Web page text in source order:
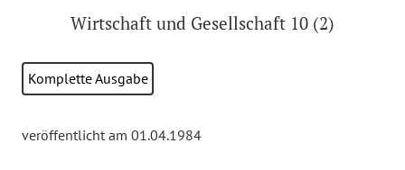
Wirtschaft und Gesellschaft 10 (2)
Komplette Ausgabe
veröffentlicht am 01.04.1984